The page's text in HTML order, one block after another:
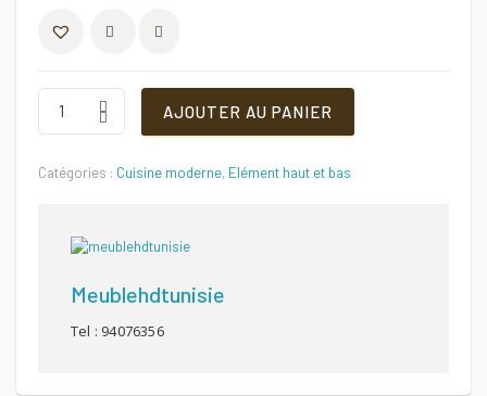
prix
initial
était :
actuel
est :
Elément
haut
3
Quantité
AJOUTER AU PANIER
Catégories : Cuisine moderne, Elément haut et bas
Meublehdtunisie
Tel : 94076356